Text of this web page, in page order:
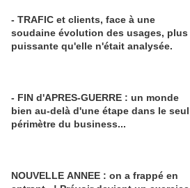
- TRAFIC et clients, face à une
soudaine évolution des usages, plus
puissante qu'elle n'était analysée.
- FIN d'APRES-GUERRE : un monde
bien au-delà d'une étape dans le seul
périmètre du business...
NOUVELLE ANNEE : on a frappé en